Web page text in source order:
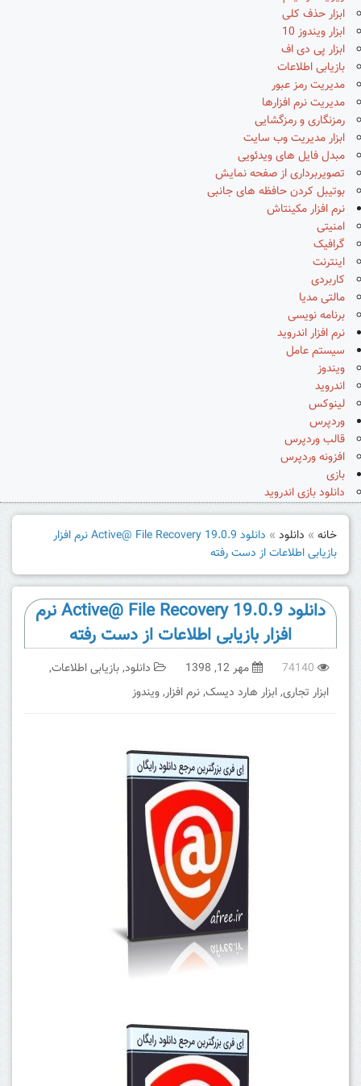
ابزار حذف کلی
ابزار ویندوز 10
ابزار پی دی اف
بازیابی اطلاعات
مدیریت رمز عبور
مدیریت نرم افزارها
رمزنگاری و رمزگشایی
ابزار مدیریت وب سایت
مبدل فایل های ویدئویی
تصویربرداری از صفحه نمایش
بوتیبل کردن حافظه های جانبی
نرم افزار مکینتاش
امنیتی
گرافیک
اینترنت
کاربردی
مالتی مدیا
برنامه نویسی
نرم افزار اندروید
سیستم عامل
ویندوز
اندروید
لینوکس
وردپرس
قالب وردپرس
افزونه وردپرس
بازی
دانلود بازی اندروید
خانه » دانلود »
دانلود Active@ File Recovery 19.0.9 نرم افزار
بازیابی اطلاعات از دست رفته
دانلود Active@ File Recovery 19.0.9 نرم
افزار بازیابی اطلاعات از دست رفته
74140 مهر 12, 1398 دانلود,بازیابی اطلاعات,
ابزار تجاری,ابزار هارد دیسک,نرم افزار,ویندوز